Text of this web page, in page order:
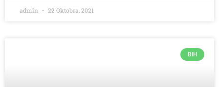
admin 22 Oktobra, 2021
BIH